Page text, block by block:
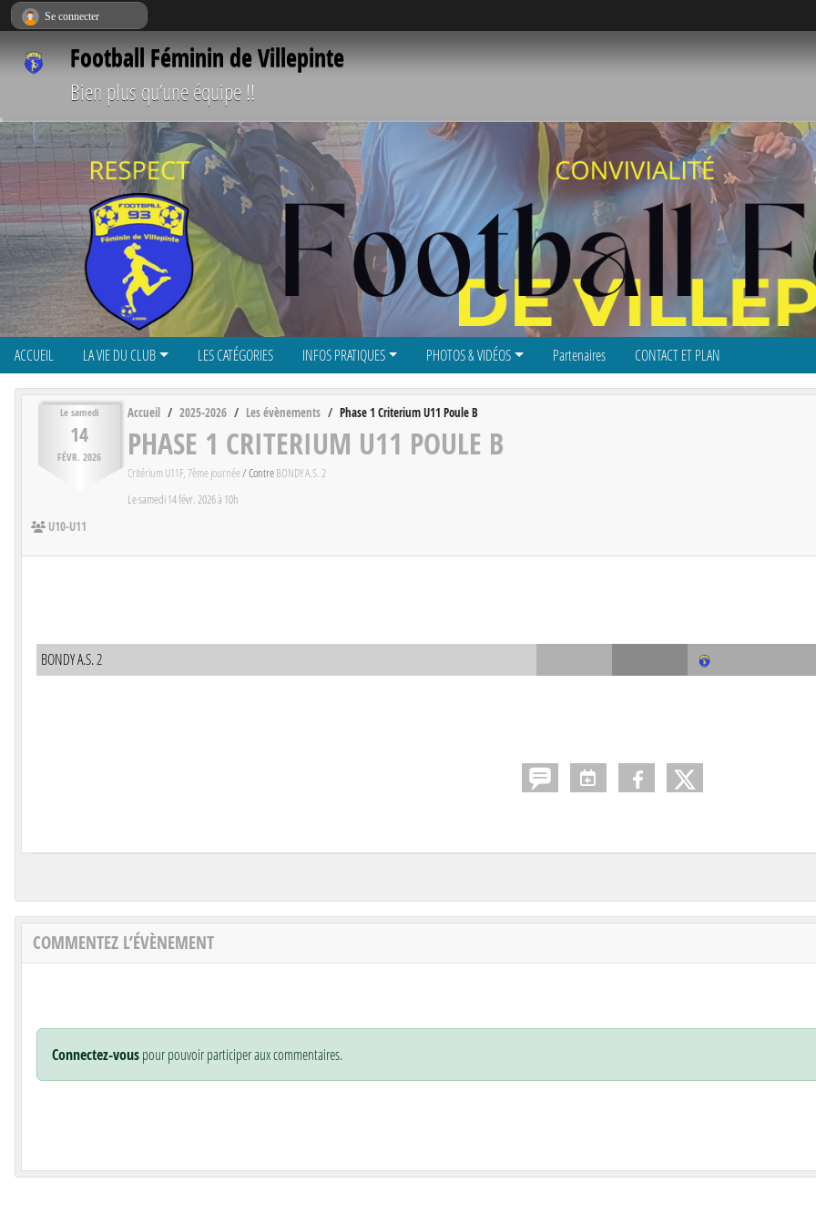
Football Féminin de Villepinte
Bien plus qu’une équipe !!
ACCUEIL LA VIE DU CLUB LES CATÉGORIES INFOS PRATIQUES PHOTOS & VIDÉOS Partenaires CONTACT ET PLAN
Le samedi
14
FÉVR. 2026
Accueil 2025-2026 Les évènements Phase 1 Criterium U11 Poule B
PHASE 1 CRITERIUM U11 POULE B
Critérium U11F, 7ème journée/ ContreBONDY A.S. 2
Lesamedi14févr.2026à 10h
U10-U11
BONDY A.S. 2
COMMENTEZ L’ÉVÈNEMENT
Connectez-vouspour pouvoir participer aux commentaires.
Se connecter
Panneau de gestion des cookies